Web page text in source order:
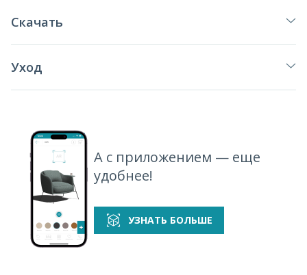
Скачать
Уход
А с приложением — еще
удобнее!
УЗНАТЬ БОЛЬШЕ